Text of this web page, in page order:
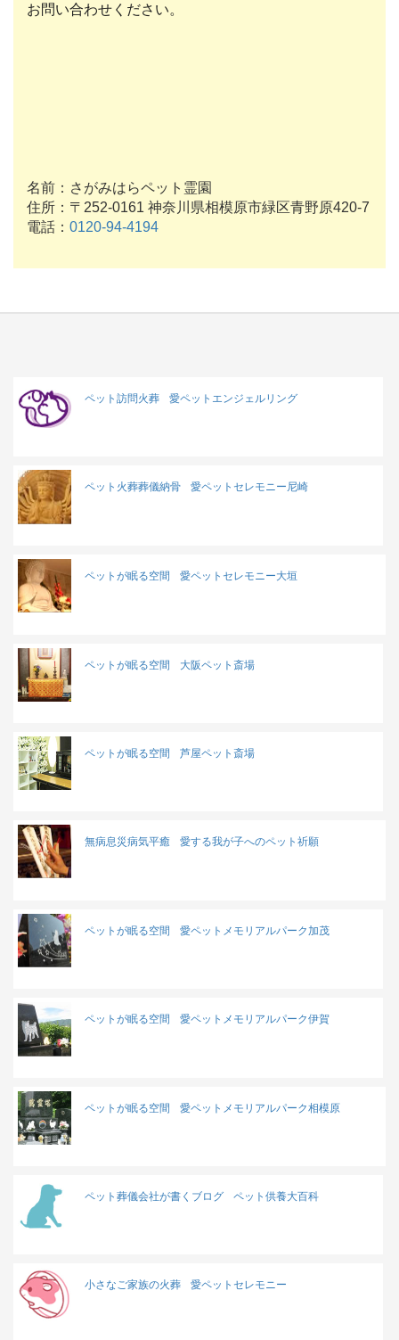
お問い合わせください。
名前：さがみはらペット霊園
住所：〒252-0161 神奈川県相模原市緑区青野原420-7
電話： 0120-94-4194
ペット訪問火葬 愛ペットエンジェルリング
ペット火葬葬儀納骨 愛ペットセレモニー尼崎
ペットが眠る空間 愛ペットセレモニー大垣
ペットが眠る空間 大阪ペット斎場
ペットが眠る空間 芦屋ペット斎場
無病息災病気平癒 愛する我が子へのペット祈願
ペットが眠る空間 愛ペットメモリアルパーク加茂
ペットが眠る空間 愛ペットメモリアルパーク伊賀
ペットが眠る空間 愛ペットメモリアルパーク相模原
ペット葬儀会社が書くブログ ペット供養大百科
小さなご家族の火葬 愛ペットセレモニー